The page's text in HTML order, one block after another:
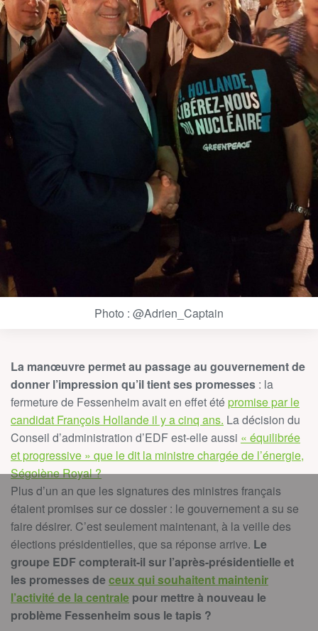
Photo : @Adrien_Captain
La manœuvre permet au passage au gouvernement de
donner l’impression qu’il tient ses promesses : la
fermeture de Fessenheim avait en effet étépromise par le
candidat François Hollande il y a cinq ans. La décision du
Conseil d’administration d’EDF est-elle aussi « équilibrée
et progressive » que le dit la ministre chargée de l’énergie,
Ségolène Royal ?
Plus d’un an que les signatures des ministres français
étaient promises sur ce dossier : le gouvernement a su se
faire désirer. C’est seulement maintenant, à la veille des
élections présidentielles, que sa réponse arrive. Le
groupe EDF compterait-il sur l’après-présidentielle et
les promesses deceux qui souhaitent maintenir
l’activité de la centrale pour mettre à nouveau le
problème Fessenheim sous le tapis ?